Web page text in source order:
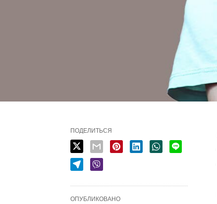
ПОДЕЛИТЬСЯ
ОПУБЛИКОВАНО